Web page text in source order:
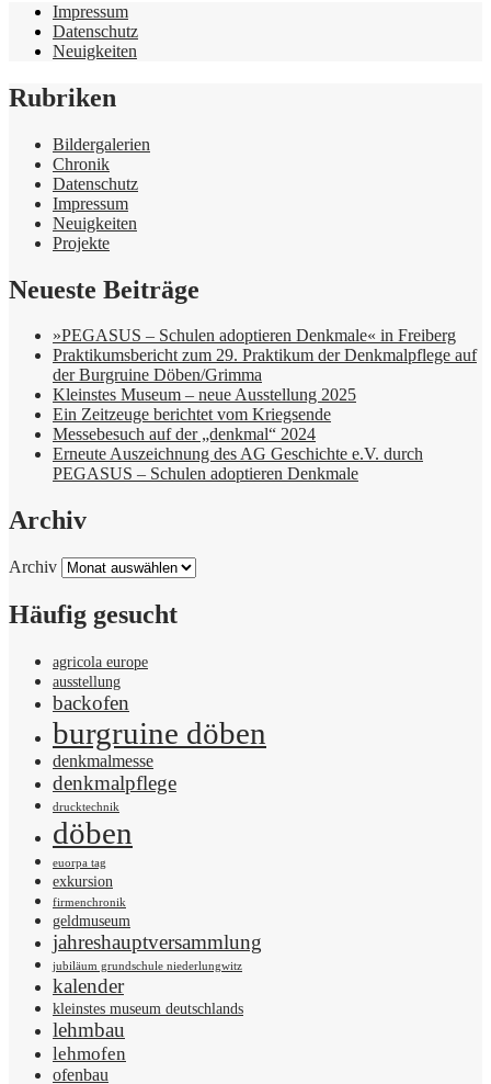
Impressum
Datenschutz
Neuigkeiten
Rubriken
Bildergalerien
Chronik
Datenschutz
Impressum
Neuigkeiten
Projekte
Neueste Beiträge
»PEGASUS – Schulen adoptieren Denkmale« in Freiberg
Praktikumsbericht zum 29. Praktikum der Denkmalpflege auf
der Burgruine Döben/Grimma
Kleinstes Museum – neue Ausstellung 2025
Ein Zeitzeuge berichtet vom Kriegsende
Messebesuch auf der „denkmal“ 2024
Erneute Auszeichnung des AG Geschichte e.V. durch
PEGASUS – Schulen adoptieren Denkmale
Archiv
Archiv
Häufig gesucht
agricola europe
ausstellung
backofen
burgruine döben
denkmalmesse
denkmalpflege
drucktechnik
döben
euorpa tag
exkursion
firmenchronik
geldmuseum
jahreshauptversammlung
jubiläum grundschule niederlungwitz
kalender
kleinstes museum deutschlands
lehmbau
lehmofen
ofenbau